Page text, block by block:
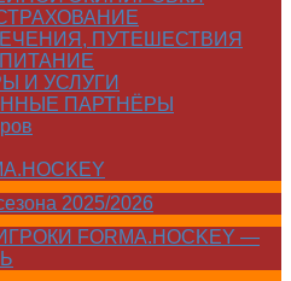
ПУТЕШЕСТВИЯ
И УСЛУГИ
ПАРТНЁРЫ
2025/2026
FORMA.HOCKEY —